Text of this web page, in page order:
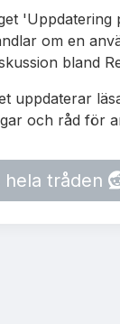
'Uppdatering
om en
bland
uppdaterar
och råd för
hela tråden